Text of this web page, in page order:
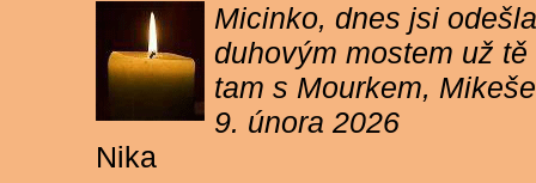
Micinko, dnes jsi
duhovým mostem už
tam s Mourkem,
9. února 2026
Nika